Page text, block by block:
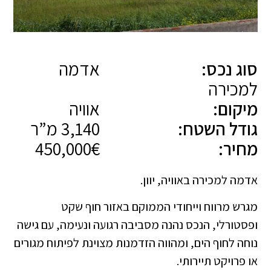
סוג נכס:
אדמה
למכירה
מיקום:
אוויה
גודל השטח:
מחיר:
450,000€
אדמה למכירה באוויה, יוון.
מגרש מרווח וייחודי הממוקם באזור חוף שקט
ופסטורלי, הנכס נהנה מסביבה רגועה ונעימה, עם גישה
נוחה לחוף הים, ומהווה הזדמנות מצוינת לפיתוח מגורים
או פרויקט תיירותי.